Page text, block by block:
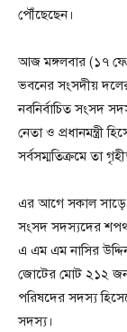
পৌঁছেছেন।
আজ মঙ্গলবার (১৭
ভবনের সংসদীয়
নবনির্বাচিত সংসদ
নেতা ও প্রধানমন্ত্রী
সর্বসম্মতিক্রমে তা
এর আগে সকাল সাড়ে
সংসদ সদস্যদের শপথ
এ এম এম নাসির
জোটের মোট ২১২ জন
পরিষদের সদস্য
সদস্য।